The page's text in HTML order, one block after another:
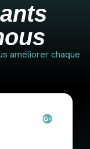
améliorer chaque